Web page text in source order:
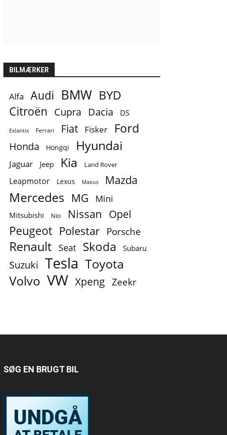
BILMÆRKER
Alfa Audi BMW BYD
Citroën Cupra Dacia DS
Exlantix Ferrari Fiat Fisker Ford
Honda Hongqi Hyundai
Jaguar Jeep Kia Land Rover
Leapmotor Lexus Maxus Mazda
Mercedes MG Mini
Mitsubishi Nio Nissan Opel
Peugeot Polestar Porsche
Renault Seat Skoda Subaru
Suzuki Tesla Toyota
Volvo VW Xpeng Zeekr
SØG EN BRUGT BIL